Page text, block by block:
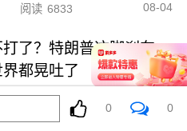
阅读 6833 08-04
了？特朗普这脚刹车，
都晃吐了
阅读 15499
0 0